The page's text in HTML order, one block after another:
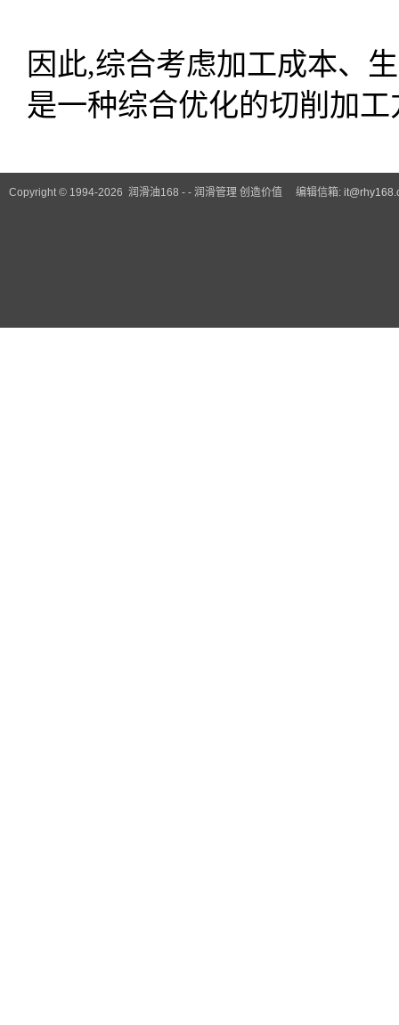
因此,综合考虑加工成本、
是一种综合优化的切削加工
Copyright © 1994-2026 润滑油168 - - 润滑管理 创造价值 编辑信箱: